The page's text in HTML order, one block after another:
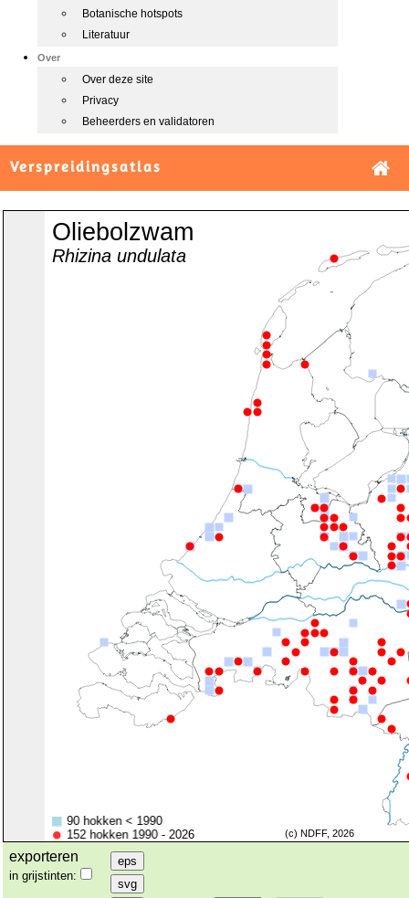
Botanische hotspots
Literatuur
Over
Over deze site
Privacy
Beheerders en validatoren
Verspreidingsatlas